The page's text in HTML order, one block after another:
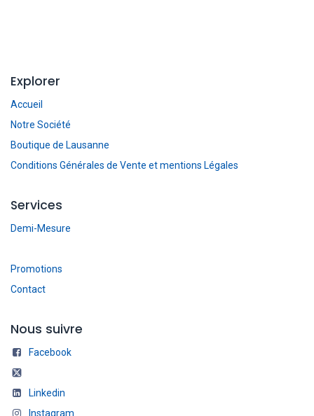
Explorer
Accueil
Notre Société
Boutique de Lausanne
Conditions Générales de Vente et mentions Légales
Services
Demi-Mesure
Promotions
Contact
Nous suivre
Facebook
Linkedin
Instagram